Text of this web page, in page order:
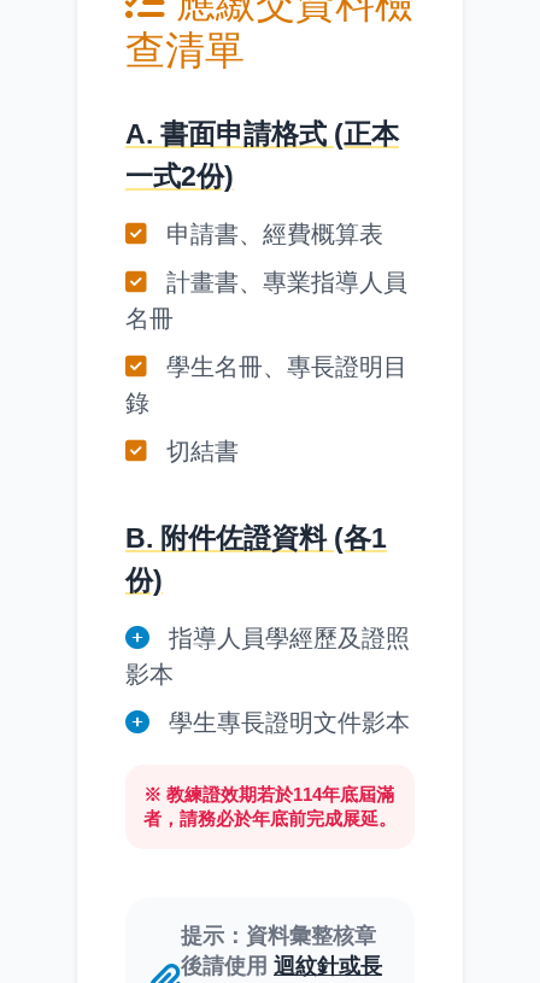
查清單
A. 書面申請格式 (正本
一式2份)
申請書、經費概算表
計畫書、專業指導人員
名冊
學生名冊、專長證明目
錄
切結書
B. 附件佐證資料 (各1
份)
指導人員學經歷及證照
影本
學生專長證明文件影本
※ 教練證效期若於114年底屆滿
者，請務必於年底前完成展延。
提示：資料彙整核章
後請使用 迴紋針或長